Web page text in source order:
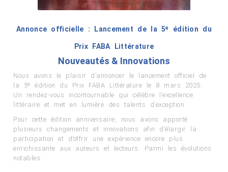
Annonce officielle : Lancement de la 5ᵉ édition du
Prix FABA Littérature
Nouveautés & Innovations
Nous avons le plaisir d’annoncer le lancement officiel de
la 5ᵉ édition du Prix FABA Littérature le 8 mars 2025.
Un rendez-vous incontournable qui célèbre l’excellence
littéraire et met en lumière des talents d’exception.
Pour cette édition anniversaire, nous avons apporté
plusieurs changements et innovations afin d’élargir la
participation et d’offrir une expérience encore plus
enrichissante aux auteurs et lecteurs. Parmi les évolutions
notables :